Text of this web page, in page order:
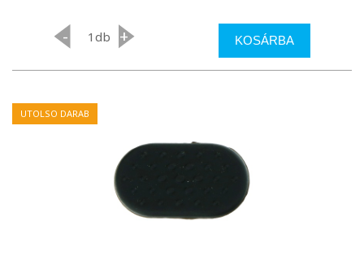
- db + KOSÁRBA
UTOLSO DARAB